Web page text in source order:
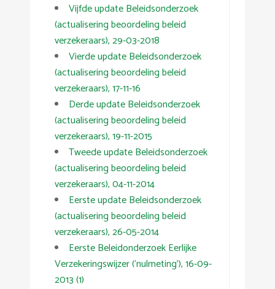
Vijfde update Beleidsonderzoek
(actualisering beoordeling beleid
verzekeraars), 29-03-2018
Vierde update Beleidsonderzoek
(actualisering beoordeling beleid
verzekeraars), 17-11-16
Derde update Beleidsonderzoek
(actualisering beoordeling beleid
verzekeraars), 19-11-2015
Tweede update Beleidsonderzoek
(actualisering beoordeling beleid
verzekeraars), 04-11-2014
Eerste update Beleidsonderzoek
(actualisering beoordeling beleid
verzekeraars), 26-05-2014
Eerste Beleidonderzoek Eerlijke
Verzekeringswijzer (‘nulmeting’), 16-09-
2013 (1)